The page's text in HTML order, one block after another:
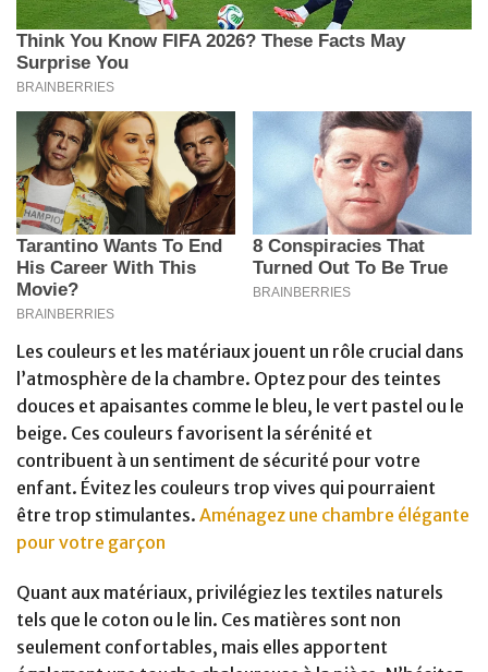
Les couleurs et les matériaux jouent un rôle crucial dans
l’atmosphère de la chambre. Optez pour des teintes
douces et apaisantes comme le bleu, le vert pastel ou le
beige. Ces couleurs favorisent la sérénité et
contribuent à un sentiment de sécurité pour votre
enfant. Évitez les couleurs trop vives qui pourraient
être trop stimulantes. Aménagez une chambre élégante
pour votre garçon
Quant aux matériaux, privilégiez les textiles naturels
tels que le coton ou le lin. Ces matières sont non
seulement confortables, mais elles apportent